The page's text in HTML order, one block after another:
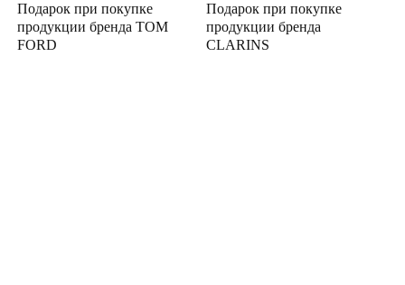
Подарок при покупке
продукции бренда TOM
FORD
Подарок при покупке
продукции бренда
CLARINS